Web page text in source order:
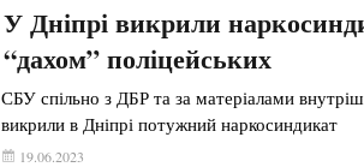
У Дніпрі викрили
“дахом” поліцейських
СБУ спільно з ДБР та за матеріалами
викрили в Дніпрі потужний наркосиндикат
19.06.2023